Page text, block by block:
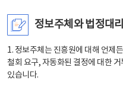
정보주체와 법정대
1. 정보주체는 진흥원에 대해 언제
철회 요구, 자동화된 결정에 대한
있습니다.